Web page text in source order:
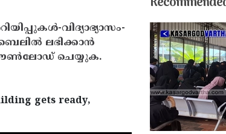
വിദ്യാഭ്യാസം-
ലഭിക്കാൻ
ചെയ്യുക.
gets ready,